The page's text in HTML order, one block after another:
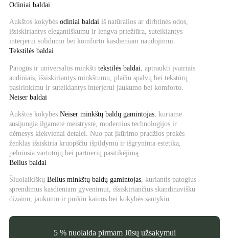
Odiniai baldai
Aukštos kokybės odiniai baldaiiš natūralios ar dirbtinės odos,
išsiskiriantys elegantiškumu ir lengva priežiūra, suteikiantys
interjerui solidumo bei komforto kasdieniam naudojimui.
Tekstilės baldai
Patogūs ir universalūs minkšti tekstilės baldai , aptraukti įvairiais
audiniais, išsiskiriantys minkštumu, plačiu spalvų bei tekstūrų
pasirinkimu ir suteikiantys interjerui jaukumo bei komforto.
Neiser baldai
Aukštos kokybės Neiser minkštų baldų gamintojas, kuriame
susijungia ilgametė meistrystė, modernios technologijos ir
dėmesys kiekvienai detalei. Nuo pat įkūrimo pradžios prekės
ženklas išsiskiria kruopščiu išpildymu ir išgryninta estetika,
pelniusia vartotojų bei partnerių pasitikėjimą.
Bellus baldai
Šiuolaikiškų Bellus minkštų baldų gamintojas, kuriantis patogius
sprendimus kasdieniam gyvenimui, išsiskiriančius skandinavišku
dizainu, jaukumu ir puikiu kainos bei kokybės santykiu.
5 % nuolaida pirmam Jūsų užsakymui